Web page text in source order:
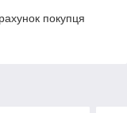
покупця